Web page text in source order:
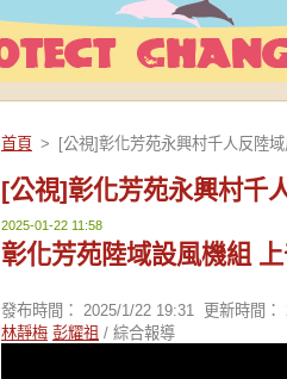
首頁 > [公視]彰化芳苑永興村千人反陸
[公視]彰化芳苑永興村千
2025-01-22 11:58
彰化芳苑陸域設風機組
發布時間： 2025/1/22 19:31 更新時間：
林靜梅 彭耀祖 / 綜合報導